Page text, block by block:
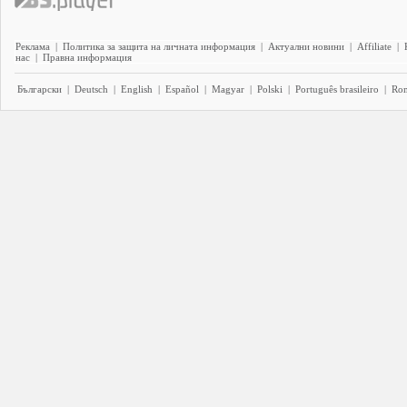
Реклама | Политика за защита на личната информация | Актуални новини | Affiliate |
нас | Правна информация
Български | Deutsch | English | Español | Magyar | Polski | Português brasileiro |